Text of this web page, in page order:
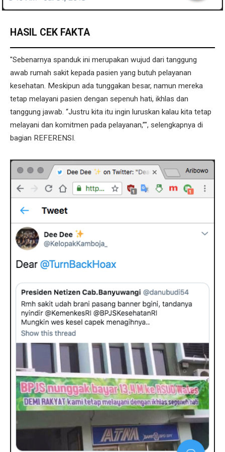
HASIL CEK FAKTA
"Sebenarnya spanduk ini merupakan wujud dari tanggung
awab rumah sakit kepada pasien yang butuh pelayanan
kesehatan. Meskipun ada tunggakan besar, namun mereka
tetap melayani pasien dengan sepenuh hati, ikhlas dan
tanggung jawab. “Justru kita itu ingin luruskan kalau kita tetap
melayani dan komitmen pada pelayanan,”", selengkapnya di
bagian REFERENSI.